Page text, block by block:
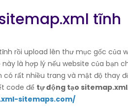
tĩnh
rồi upload lên thư mục gốc của
là hợp lý nếu website của bạn
có rất nhiều trang và mật độ thay
code để tự động tạo sitemap.xml
sitemaps.com/